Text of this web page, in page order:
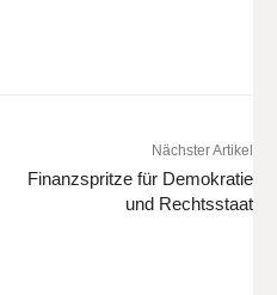
Nächster Artikel
Finanzspritze für Demokratie
und Rechtsstaat